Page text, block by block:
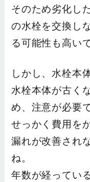
そのため劣化し
の水栓を交換し
る可能性も高い
しかし、水栓本
水栓本体が古く
め、注意が必要
せっかく費用を
漏れが改善され
ね。
年数が経ってい